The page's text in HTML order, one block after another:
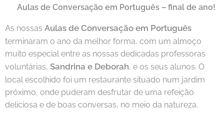
Aulas de Conversação em Português – final de ano!
As nossas Aulas de Conversação em Português
terminaram o ano da melhor forma, com um almoço
muito especial entre as nossas dedicadas professoras
voluntárias, Sandrina e Deborah, e os seus alunos. O
local escolhido foi um restaurante situado num jardim
próximo, onde puderam desfrutar de uma refeição
deliciosa e de boas conversas, no meio da natureza.